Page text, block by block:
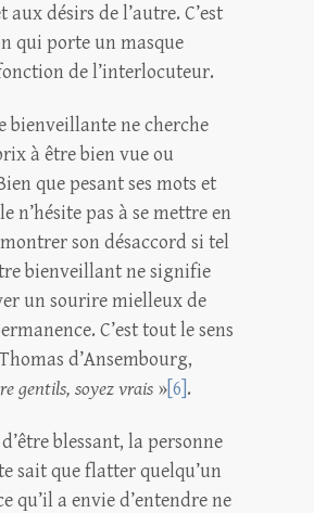
aux désirs de l’autre. C’est
qui porte un masque
de l’interlocuteur.
bienveillante ne cherche
à être bien vue ou
que pesant ses mots et
n’hésite pas à se mettre en
son désaccord si tel
bienveillant ne signifie
un sourire mielleux de
C’est tout le sens
d’Ansembourg,
gentils, soyez vrais » [6] .
blessant, la personne
sait que flatter quelqu’un
qu’il a envie d’entendre ne